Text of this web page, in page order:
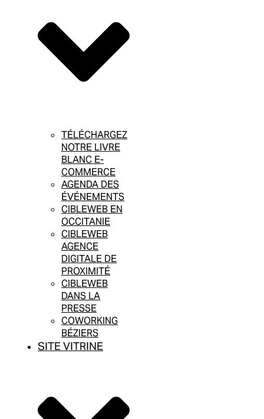
TÉLÉCHARGEZ
NOTRE LIVRE
BLANC E-
COMMERCE
AGENDA DES
ÉVÉNEMENTS
CIBLEWEB EN
OCCITANIE
CIBLEWEB
AGENCE
DIGITALE DE
PROXIMITÉ
CIBLEWEB
DANS LA
PRESSE
COWORKING
BÉZIERS
SITE VITRINE